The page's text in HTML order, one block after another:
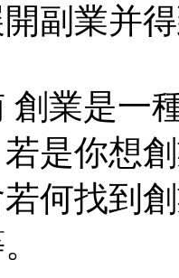
副業并
創業是一
是你想
何找到